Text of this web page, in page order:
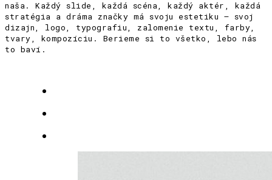
naša. Každý slide, každá scéna, každý aktér, každá
stratégia a dráma značky má svoju estetiku – svoj
dizajn, logo, typografiu, zalomenie textu, farby,
tvary, kompozíciu. Berieme si to všetko, lebo nás
to baví.